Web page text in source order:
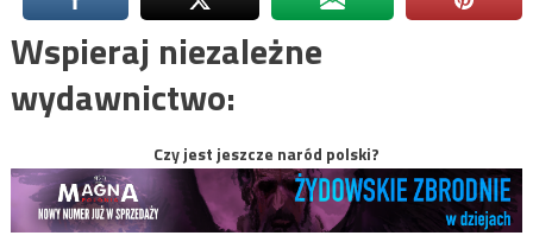
Wspieraj niezależne
wydawnictwo:
Czy jest jeszcze naród polski?